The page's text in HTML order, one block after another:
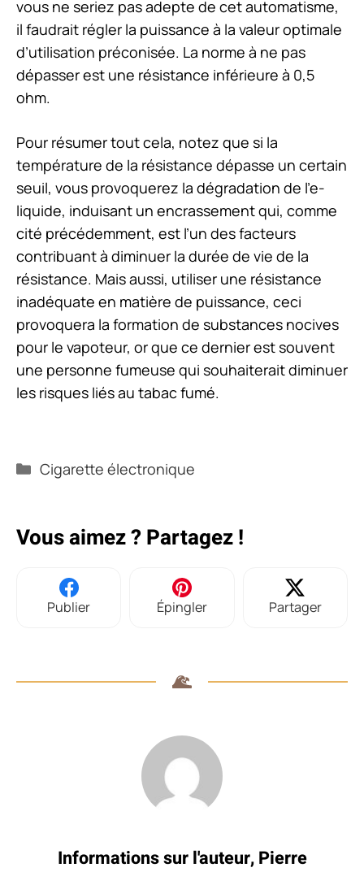
vous ne seriez pas adepte de cet automatisme,
il faudrait régler la puissance à la valeur optimale
d’utilisation préconisée. La norme à ne pas
dépasser est une résistance inférieure à 0,5
ohm.
Pour résumer tout cela, notez que si la
température de la résistance dépasse un certain
seuil, vous provoquerez la dégradation de l’e-
liquide, induisant un encrassement qui, comme
cité précédemment, est l’un des facteurs
contribuant à diminuer la durée de vie de la
résistance. Mais aussi, utiliser une résistance
inadéquate en matière de puissance, ceci
provoquera la formation de substances nocives
pour le vapoteur, or que ce dernier est souvent
une personne fumeuse qui souhaiterait diminuer
les risques liés au tabac fumé.
Catégories
Cigarette électronique
Vous aimez ? Partagez !
Publier Épingler Partager
Informations sur l'auteur,Pierre